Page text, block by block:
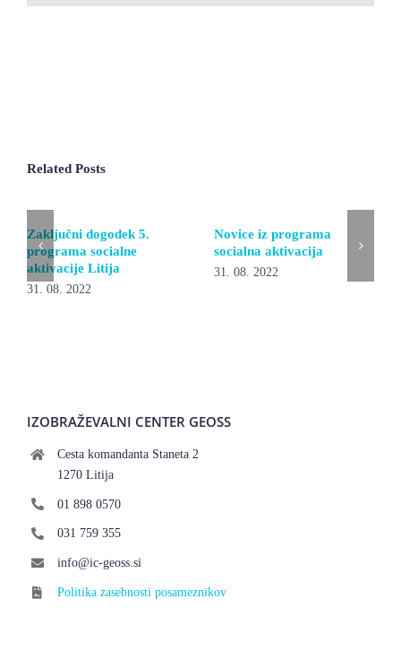
Related Posts
Zaključni dogodek 5.
programa socialne
aktivacije Litija
31. 08. 2022
Novice iz programa
socialna aktivacija
31. 08. 2022
IZOBRAŽEVALNI CENTER GEOSS
Cesta komandanta Staneta 2
1270 Litija
01 898 0570
031 759 355
info@ic-geoss.si
Politika zasebnosti posameznikov